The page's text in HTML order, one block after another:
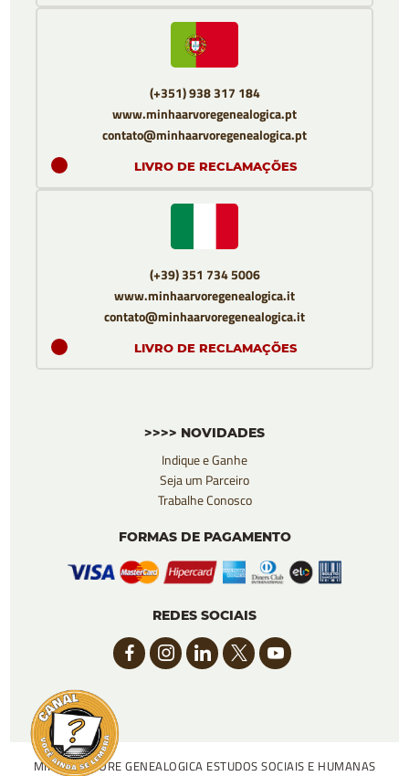
(+351) 938 317 184
www.minhaarvoregenealogica.pt
contato@minhaarvoregenealogica.pt
LIVRO DE RECLAMAÇÕES
(+39) 351 734 5006
www.minhaarvoregenealogica.it
contato@minhaarvoregenealogica.it
LIVRO DE RECLAMAÇÕES
>>>> NOVIDADES
Indique e Ganhe
Seja um Parceiro
Trabalhe Conosco
FORMAS DE PAGAMENTO
REDES SOCIAIS
MINHA ARVORE GENEALOGICA ESTUDOS SOCIAIS E HUMANAS